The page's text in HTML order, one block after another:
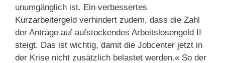
unumgänglich ist. Ein verbessertes
Kurzarbeitergeld verhindert zudem, dass die Zahl
der Anträge auf aufstockendes Arbeitslosengeld II
steigt. Das ist wichtig, damit die Jobcenter jetzt in
der Krise nicht zusätzlich belastet werden.« So der